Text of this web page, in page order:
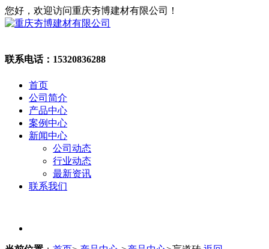
您好，欢迎访问重庆夯博建材有限公司！
联系电话： 15320836288
首页
公司简介
产品中心
案例中心
新闻中心
公司动态
行业动态
最新资讯
联系我们